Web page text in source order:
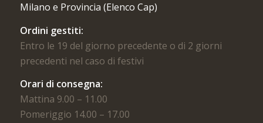
Milano e Provincia (Elenco Cap)
Ordini gestiti:
Entro le 19 del giorno precedente o di 2 giorni
precedenti nel caso di festivi
Orari di consegna:
Mattina 9.00 – 11.00
Pomeriggio 14.00 – 17.00